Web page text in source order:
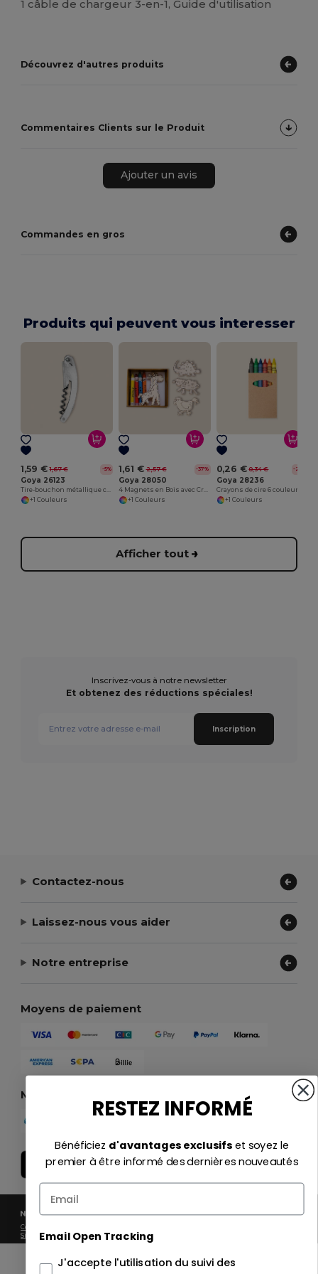
1 câble de chargeur 3-en-1, Guide d'utilisation
Découvrez d'autres produits
Commentaires Clients sur le Produit
Ajouter un avis
Commandes en gros
Produits qui peuvent vous interesser
1,59 € 1,67 € -5%
Goya 26123
+1 Couleurs
1,61 € 2,57 € -37%
Goya 28050
+1 Couleurs
0,26 € 0,34 € -22%
Goya 28236
+1 Couleurs
Afficher tout
Inscrivez-vous à notre newsletter
Et obtenez des réductions spéciales!
Inscription
Contactez-nous
Laissez-nous vous aider
Notre entreprise
Moyens de paiement
Méthodes d'expédition
2026. Tous droits réservés
Conditions Générales
Site
RESTEZ INFORMÉ
Bénéficiez d'avantages exclusifset soyez le
premier à être informé des dernières nouveautés
Email Open Tracking
J'accepte l'utilisation du suivi des